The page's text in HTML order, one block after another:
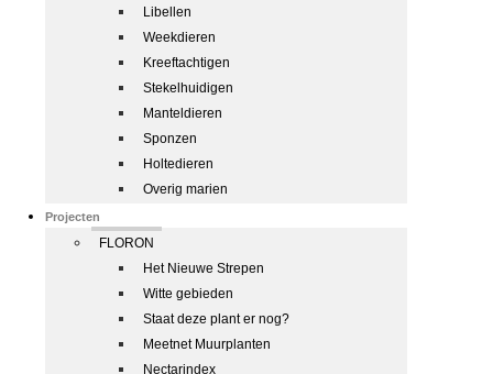
Libellen
Weekdieren
Kreeftachtigen
Stekelhuidigen
Manteldieren
Sponzen
Holtedieren
Overig marien
Projecten
FLORON
Het Nieuwe Strepen
Witte gebieden
Staat deze plant er nog?
Meetnet Muurplanten
Nectarindex